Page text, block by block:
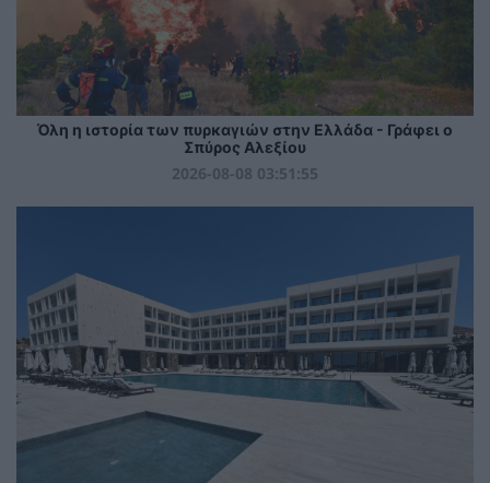
Όλη η ιστορία των πυρκαγιών στην Ελλάδα - Γράφει ο
Σπύρος Αλεξίου
2026-08-08 03:51:55